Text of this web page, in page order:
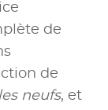
de
de
neufs, et